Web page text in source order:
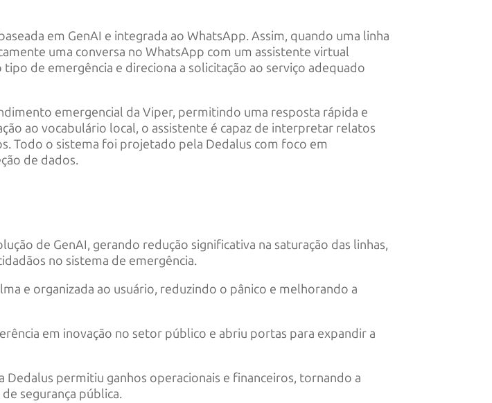
em GenAI e integrada ao WhatsApp. Assim, quando uma linha
uma conversa no WhatsApp com um assistente virtual
de emergência e direciona a solicitação ao serviço adequado
emergencial da Viper, permitindo uma resposta rápida e
ao vocabulário local, o assistente é capaz de interpretar relatos
Todo o sistema foi projetado pela Dedalus com foco em
de dados.
de GenAI, gerando redução significativa na saturação das linhas,
no sistema de emergência.
e organizada ao usuário, reduzindo o pânico e melhorando a
em inovação no setor público e abriu portas para expandir a
permitiu ganhos operacionais e financeiros, tornando a
segurança pública.